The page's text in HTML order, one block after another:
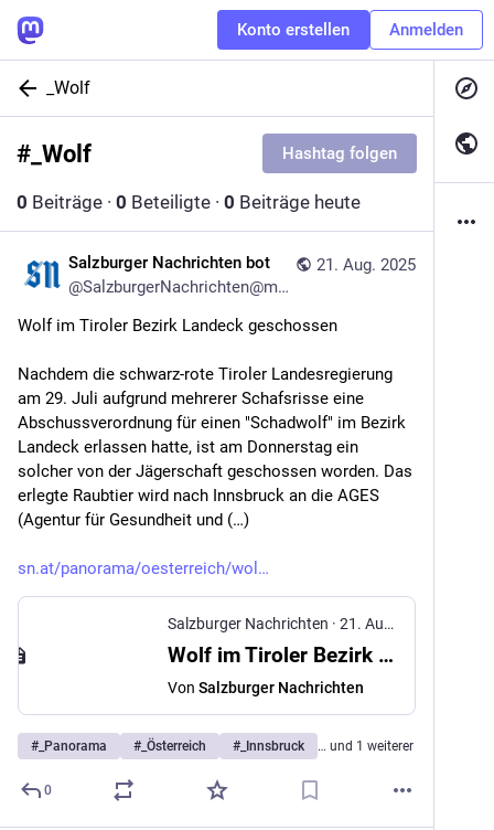
Konto erstellen Anmelden
_Wolf
# _Wolf Hashtag folgen
0 Beiträge · 0 Beteiligte · 0 Beiträge heute
21. Aug. 2025
Salzburger Nachrichten bot
@SalzburgerNachrichten@mstdn.social
Wolf im Tiroler Bezirk Landeck geschossen
Nachdem die schwarz-rote Tiroler Landesregierung
am 29. Juli aufgrund mehrerer Schafsrisse eine
Abschussverordnung für einen "Schadwolf" im Bezirk
Landeck erlassen hatte, ist am Donnerstag ein
solcher von der Jägerschaft geschossen worden. Das
erlegte Raubtier wird nach Innsbruck an die AGES
(Agentur für Gesundheit und (…)
sn.at/panorama/oesterreich/wol
Salzburger Nachrichten · 21. Aug. 2025
Wolf im Tiroler Bezirk Landeck geschossen
Von Salzburger Nachrichten
# _Panorama # _Österreich # _Innsbruck … und 1 weiterer
0